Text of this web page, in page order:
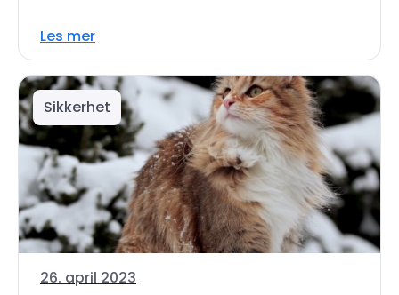
Les mer
Sikkerhet
26. april 2023